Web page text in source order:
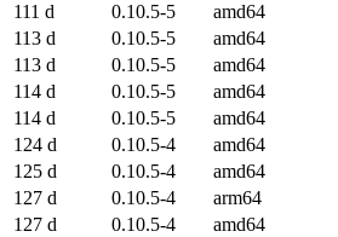
111 d
0.10.5-5 amd64
113 d
0.10.5-5 amd64
113 d
0.10.5-5 amd64
114 d
0.10.5-5 amd64
114 d
0.10.5-5 amd64
124 d
0.10.5-4 amd64
125 d
0.10.5-4 amd64
127 d
0.10.5-4 arm64
127 d
0.10.5-4 amd64